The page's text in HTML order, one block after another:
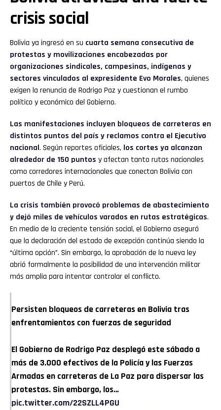
crisis social
Bolivia ya ingresó en su cuarta semana consecutiva de
protestas y movilizaciones encabezadas por
organizaciones sindicales, campesinas, indígenas y
sectores vinculados al expresidente Evo Morales, quienes
exigen la renuncia de Rodrigo Paz y cuestionan el rumbo
político y económico del Gobierno.
Las manifestaciones incluyen bloqueos de carreteras en
distintos puntos del país y reclamos contra el Ejecutivo
nacional. Según reportes oficiales, los cortes ya alcanzan
alrededor de 150 puntos y afectan tanto rutas nacionales
como corredores internacionales que conectan Bolivia con
puertos de Chile y Perú.
La crisis también provocó problemas de abastecimiento
y dejó miles de vehículos varados en rutas estratégicas.
En medio de la creciente tensión social, el Gobierno aseguró
que la declaración del estado de excepción continúa siendo la
“última opción”. Sin embargo, la aprobación de la nueva ley
abrió formalmente la posibilidad de una intervención militar
más amplia para intentar controlar el conflicto.
Persisten bloqueos de carreteras en Bolivia tras
enfrentamientos con fuerzas de seguridad
El Gobierno de Rodrigo Paz desplegó este sábado a
más de 3.000 efectivos de la Policía y las Fuerzas
Armadas en carreteras de La Paz para dispersar las
protestas. Sin embargo, los…
pic.twitter.com/22SZLL4PGU